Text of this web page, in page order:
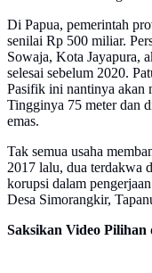
Di Papua, pemerintah
senilai Rp 500 miliar.
Sowaja, Kota Jayapura,
selesai sebelum 2020.
Pasifik ini nantinya akan
Tingginya 75 meter dan
emas.
Tak semua usaha
2017 lalu, dua terdakwa
‎korupsi dalam
Desa Simorangkir,
Saksikan Video